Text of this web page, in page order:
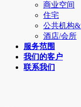
商业空间
住宅
公共机构
酒店/会所
服务范围
我们的客户
联系我们